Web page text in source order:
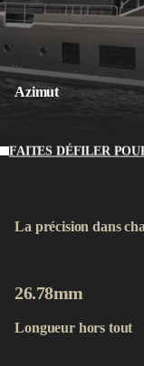
NFT
YachtFi
Contact
Acheter maintenant
Azimut
FAITES DÉFILER
La précision dans
26.78mm
Longueur hors tout